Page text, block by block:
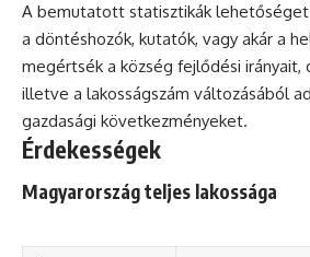
A bemutatott statisztikák lehetőséget
a döntéshozók, kutatók, vagy akár a
megértsék a község fejlődési irányait,
illetve a lakosságszám változásából
gazdasági következményeket.
Érdekességek
Magyarország teljes lakossága